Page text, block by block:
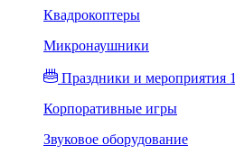
Квадрокоптеры
Микронаушники
Праздники и мероприятия 1
Корпоративные игры
Звуковое оборудование